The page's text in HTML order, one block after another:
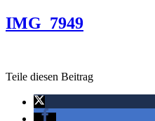
IMG_7949
Teile diesen Beitrag